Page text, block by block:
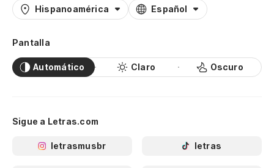
Hispanoamérica Español
Pantalla
Automático Claro Oscuro
Sigue a Letras.com
letrasmusbr letras